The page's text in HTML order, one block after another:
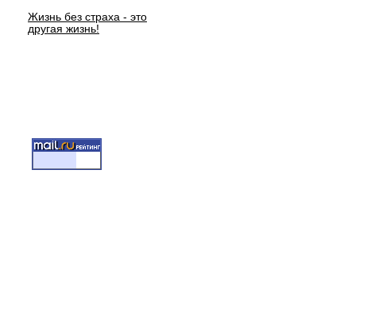
Жизнь без страха - это
другая жизнь!